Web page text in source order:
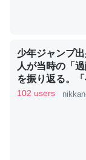
昆虫ってカル
コオロギのカ
─ニュース :: 【研
少年ジャンプ
人が当時の「
を振り返る。
も原稿は落とさ
102 users